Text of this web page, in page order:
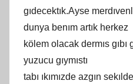
gıdecektık.Ayse
dunya benım artık herkez
kölem olacak dermıs gıbı
yuzucu gıymıstı
tabı ıkımızde azgın